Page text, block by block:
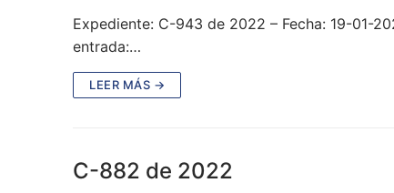
Expediente: C-943 de 2022 – Fecha: 19-01-
entrada:…
LEER MÁS →
C-882 de 2022